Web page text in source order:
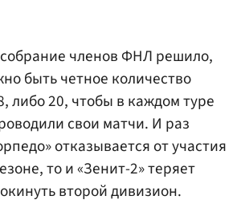
членов ФНЛ решило,
быть четное количество
либо 20, чтобы в каждом туре
свои матчи. И раз
отказывается от участия
то и «Зенит-2» теряет
второй дивизион.